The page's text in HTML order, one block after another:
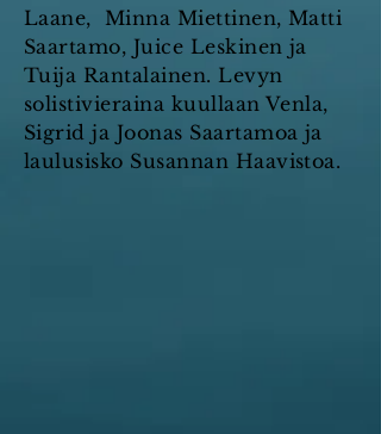
Laane, Minna Miettinen, Matti
Saartamo, Juice Leskinen ja
Tuija Rantalainen. Levyn
solistivieraina kuullaan Venla,
Sigrid ja Joonas Saartamoa ja
laulusisko Susannan Haavistoa.